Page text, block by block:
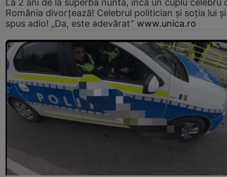
La 2 ani de la superba nuntă, încă un cuplu celebru
România divorțează! Celebrul politician și soția lui
spus adio! „Da, este adevărat” www.unica.ro